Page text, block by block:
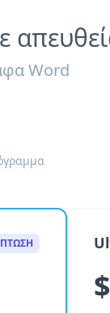
Word